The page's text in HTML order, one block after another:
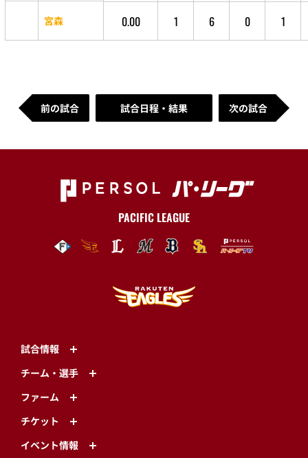
宮森 0.00 1 6 0 1
前の試合 試合日程・結果 次の試合
PACIFIC LEAGUE
試合情報
チーム・選手
ファーム
チケット
イベント情報